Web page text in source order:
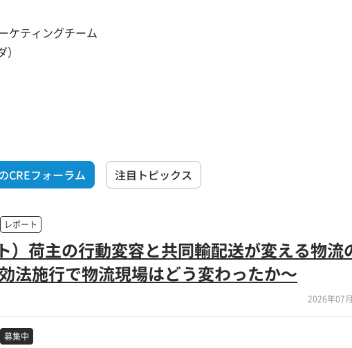
ケティングチーム
CREフォーラム 注目トピックス
レポート
）荷主の行動変容と共同輸配送が変える物流
法施行で物流現場はどう変わったか～
2026年07
募集中